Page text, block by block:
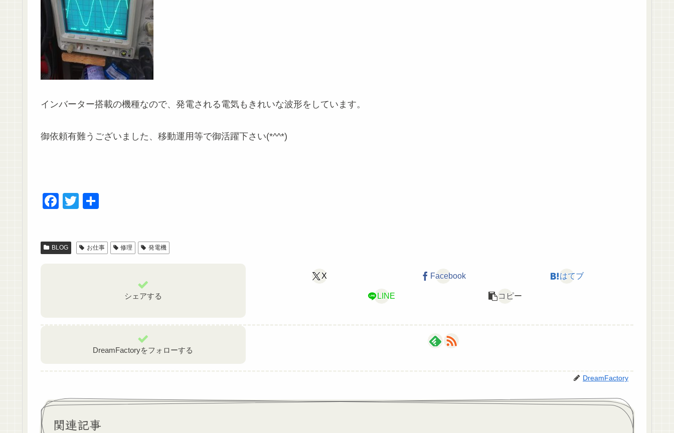
インバーター搭載の機種なので、発電される電気もきれいな波形をしています。
御依頼有難うございました、移動運用等で御活躍下さい(*^^*)
F
e
T
er
BLOG お仕事 修理 発電機
シェアする
X Facebook はてブ
LINE コピー
DreamFactoryをフォローする
DreamFactory
関連記事